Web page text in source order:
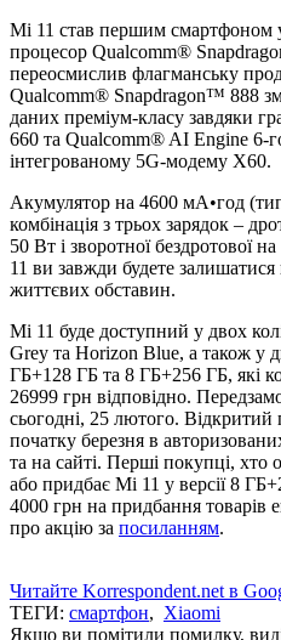
Mi 11 став першим смартфоном
процесор Qualcomm®
переосмислив флагманську
Qualcomm® Snapdragon™ 888
даних преміум-класу завдяки
660 та Qualcomm® AI Engine 6-
інтегрованому 5G-модему X60.
Акумулятор на 4600 мА•год
комбінація з трьох зарядок –
50 Вт і зворотної бездротової
11 ви завжди будете залишатися
життєвих обставин.
Mi 11 буде доступний у двох
Grey та Horizon Blue, а також у
ГБ+128 ГБ та 8 ГБ+256 ГБ, які
26999 грн відповідно.
сьогодні, 25 лютого.
початку березня в
та на сайті. Перші покупці, хто
або придбає Mi 11 у версії 8
4000 грн на придбання товарів
про акцію за посиланням.
Читайте Korrespondent.net в
ТЕГИ: смартфон, Xiaomi
Якщо ви помітили помилку,